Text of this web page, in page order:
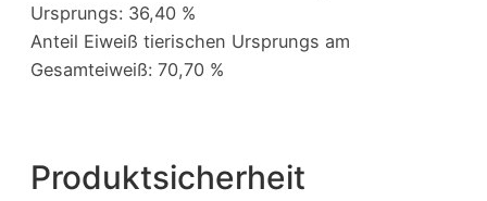
Ursprungs: 36,40 %
Anteil Eiweiß tierischen Ursprungs am
Gesamteiweiß: 70,70 %
Produktsicherheit